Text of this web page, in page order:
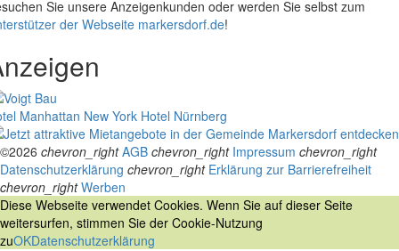
Sie unsere Anzeigenkunden oder werden Sie selbst zum
der Webseite markersdorf.de!
Manhattan New York Hotel Nürnberg
©2026 chevron_right AGB chevron_right Impressum chevron_right
Datenschutzerklärung chevron_right Erklärung zur Barrierefreiheit
chevron_right Werben
Diese Webseite verwendet Cookies. Wenn Sie auf dieser Seite
weitersurfen, stimmen Sie der Cookie-Nutzung
zuOKDatenschutzerklärung